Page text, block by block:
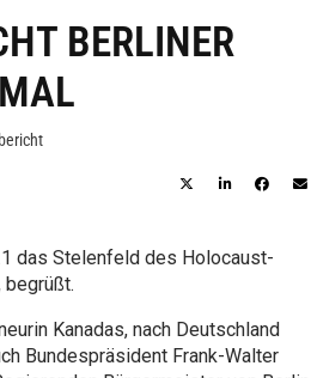
BERLINER
das Stelenfeld des Holocaust-
begrüßt.
Kanadas, nach Deutschland
Bundespräsident Frank-Walter